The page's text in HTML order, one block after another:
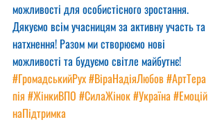
можливості для особистісного зростання.
Дякуємо всім учасницям за активну участь та
натхнення! Разом ми створюємо нові
можливості та будуємо світле майбутнє!
#ГромадськийРух#ВіраНадіяЛюбов#АртТера
пія #ЖінкиВПО #СилаЖінок#Україна#Емоцій
наПідтримка